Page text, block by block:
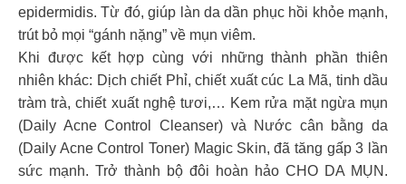
epidermidis. Từ đó, giúp làn da dần phục hồi khỏe mạnh,
trút bỏ mọi “gánh nặng” về mụn viêm.
Khi được kết hợp cùng với những thành phần thiên
nhiên khác: Dịch chiết Phỉ, chiết xuất cúc La Mã, tinh dầu
tràm trà, chiết xuất nghệ tươi,… Kem rửa mặt ngừa mụn
(Daily Acne Control Cleanser) và Nước cân bằng da
(Daily Acne Control Toner) Magic Skin, đã tăng gấp 3 lần
sức mạnh. Trở thành bộ đôi hoàn hảo CHO DA MỤN.